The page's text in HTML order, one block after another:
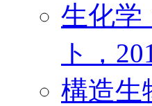
生化学
ト，
構造生